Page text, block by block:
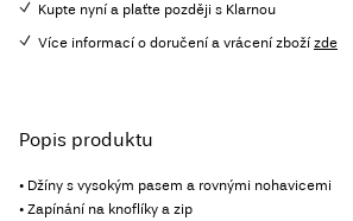
Kupte nyní a plaťte později s Klarnou
Více informací o doručení a vrácení zboží zde
Popis produktu
• Džíny s vysokým pasem a rovnými nohavicemi
• Zapínání na knoflíky a zip